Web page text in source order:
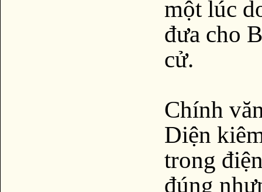
một lúc
đưa cho
cử.
Chính
Diện
trong
đúng